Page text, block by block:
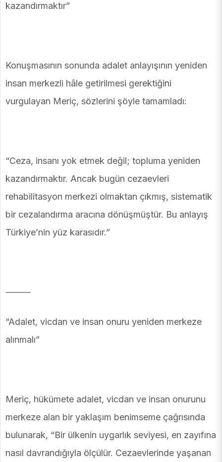
kazandırmaktır”
Konuşmasının sonunda adalet anlayışının yeniden
insan merkezli hâle getirilmesi gerektiğini
vurgulayan Meriç, sözlerini şöyle tamamladı:
“Ceza, insanı yok etmek değil; topluma yeniden
kazandırmaktır. Ancak bugün cezaevleri
rehabilitasyon merkezi olmaktan çıkmış, sistematik
bir cezalandırma aracına dönüşmüştür. Bu anlayış
Türkiye’nin yüz karasıdır.”
⸻
“Adalet, vicdan ve insan onuru yeniden merkeze
alınmalı”
Meriç, hükümete adalet, vicdan ve insan onurunu
merkeze alan bir yaklaşım benimseme çağrısında
bulunarak, “Bir ülkenin uygarlık seviyesi, en zayıfına
nasıl davrandığıyla ölçülür. Cezaevlerinde yaşanan